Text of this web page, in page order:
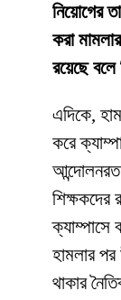
নিয়োগের
করা
রয়েছে
​এদিকে,
করে
আন্দোলনরত
হামলার
থাকার